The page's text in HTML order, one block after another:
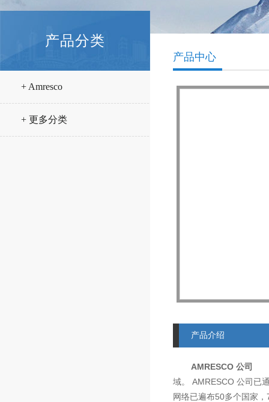
产品分类
+ Amresco
+ 更多分类
产品中心
产品介绍
AMRESCO 公司
域。 AMRESCO 公司已
网络已遍布50多个国家，